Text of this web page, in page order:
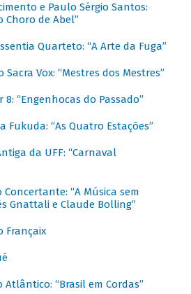
e Paulo Sérgio Santos:
Choro de Abel”
Quarteto: “A Arte da Fuga”
Sacra Vox: “Mestres dos Mestres”
8: “Engenhocas do Passado”
Fukuda: “As Quatro Estações”
da UFF: “Carnaval
“A Música sem
Gnattali e Claude Bolling”
Françaix
“Brasil em Cordas”